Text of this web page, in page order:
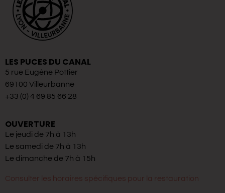
LES PUCES DU CANAL
5 rue Eugène Pottier
69100 Villeurbanne
+33 (0) 4 69 85 66 28
OUVERTURE
Le jeudi de 7h à 13h
Le samedi de 7h à 13h
Le dimanche de 7h à 15h
Consulter les horaires spécifiques pour la restauration